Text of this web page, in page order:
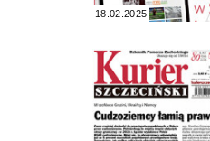
18.02.2025